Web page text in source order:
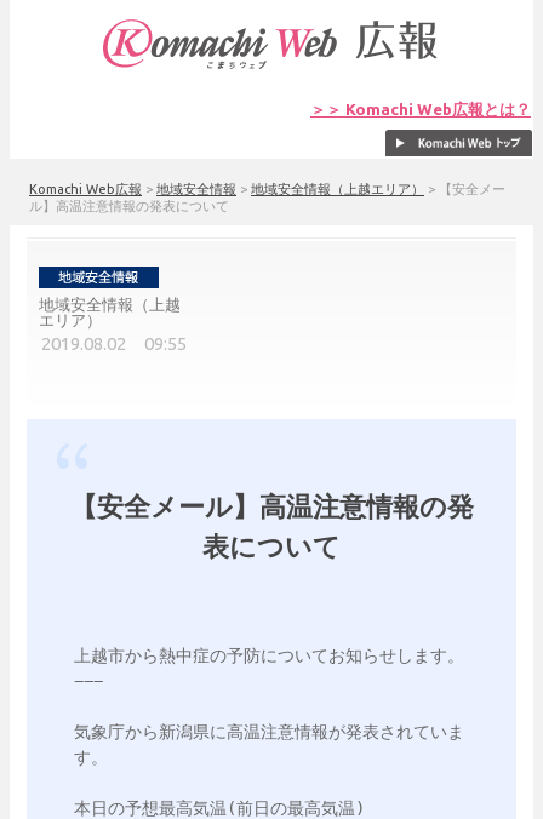
＞＞ Komachi Web広報とは？
Komachi Web広報 > 地域安全情報 > 地域安全情報（上越エリア） >
【安全メー
ル】高温注意情報の発表について
地域安全情報（上越
エリア）
2019.08.02 09:55
【安全メール】高温注意情報の発
表について
上越市から熱中症の予防についてお知らせします。
−−−
気象庁から新潟県に高温注意情報が発表されていま
す。
本日の予想最高気温(前日の最高気温)